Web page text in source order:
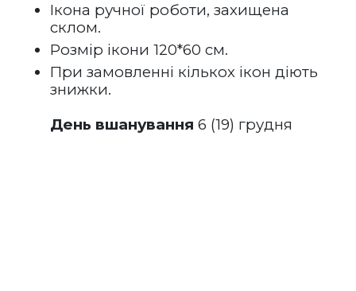
Ікона ручної роботи, захищена
склом.
Розмір ікони 120*60 см.
При замовленні кількох ікон діють
знижки.
День вшанування 6 (19) грудня